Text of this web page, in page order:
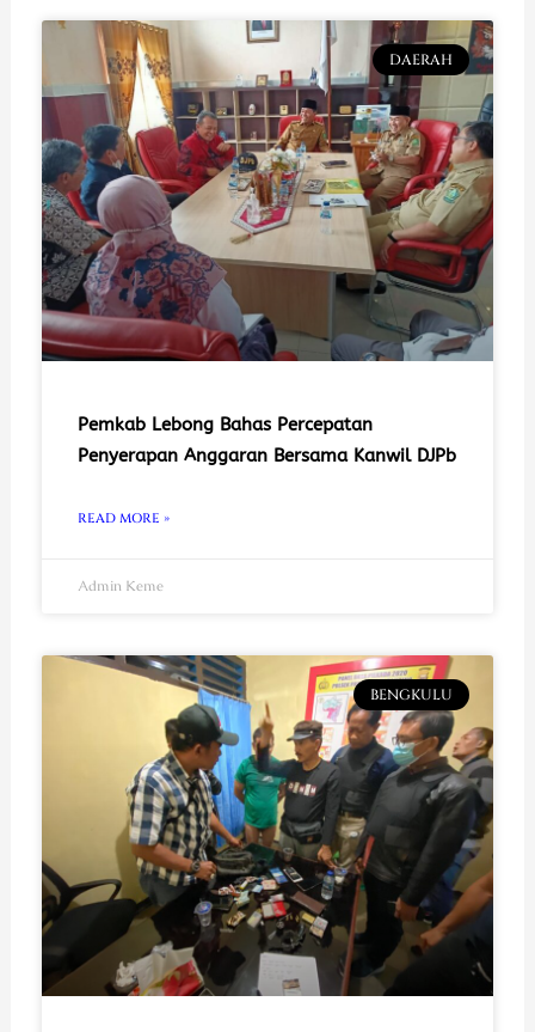
DAERAH
Pemkab Lebong Bahas Percepatan
Penyerapan Anggaran Bersama Kanwil DJPb
READ MORE »
Admin Keme
BENGKULU